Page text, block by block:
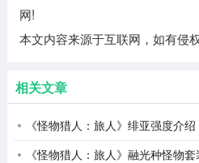
网!
本文内容来源于互联网，如有侵
相关文章
《怪物猎人：旅人》绯亚强度介绍
《怪物猎人：旅人》融光种怪物